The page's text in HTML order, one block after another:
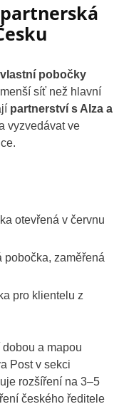
vlastní pobočky
síť než hlavní
partnerství s Alza a
vyzvedávat ve
otevřená v červnu
pobočka, zaměřená
pro klientelu z
a mapou
Post v sekci
rozšíření na 3–5
českého ředitele